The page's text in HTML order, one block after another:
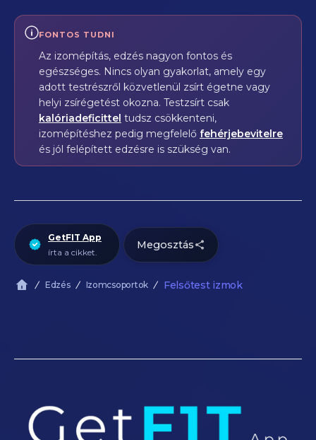
FONTOS TUDNI
Az izomépítás, edzés nagyon fontos és
egészséges. Nincs olyan gyakorlat, amely egy
adott testrészről közvetlenül zsírt égetne vagy
helyi zsírégetést okozna. Testzsírt csak
kalóriadeficittel tudsz csökkenteni,
izomépítéshez pedig megfelelő fehérjebevitelre
és jól felépített edzésre is szükség van.
GetFIT App
írta a cikket.
Megosztás
Edzés Izomcsoportok Felsőtest izmok